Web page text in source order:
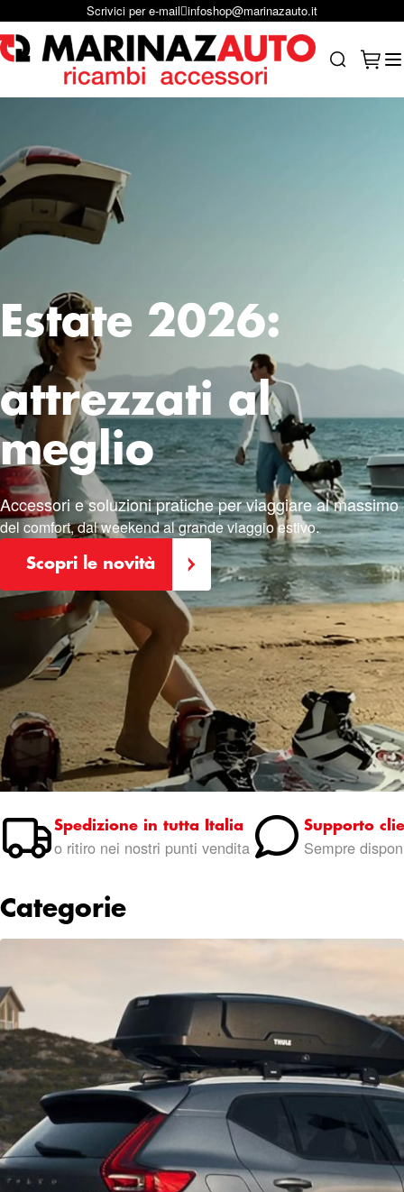
Salta al contenutoScrivici su Whastapp +39 331 1804865
Estate 2026:
attrezzati al
meglio
Accessori e soluzioni praticheper viaggiare al massimo
del comfort, dal weekend al grande viaggio estivo.
Scopri le novità
Spedizione in tutta Italia
o ritiro nei nostri punti vendita
Supporto
Sempre
Categorie